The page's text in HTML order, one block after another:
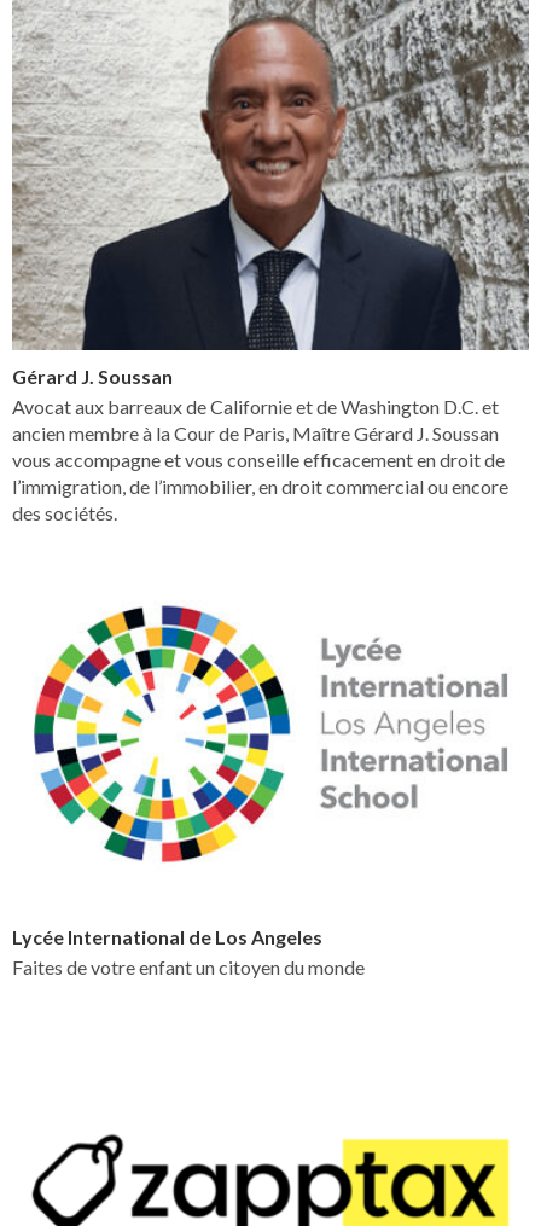
Gérard J. Soussan
Avocat aux barreaux de Californie et de Washington D.C. et
ancien membre à la Cour de Paris, Maître Gérard J. Soussan
vous accompagne et vous conseille efficacement en droit de
l’immigration, de l’immobilier, en droit commercial ou encore
des sociétés.
Lycée International de Los Angeles
Faites de votre enfant un citoyen du monde